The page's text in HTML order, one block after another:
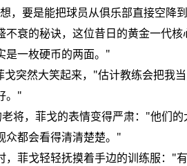
，要是能把球员从俱乐部直接空降
衰的秘诀，这位昔日的黄金一代核
是一枚硬币的两面。"
然大笑起来，"估计教练会把我
。"
，菲戈的表情变得严肃："他们的
众都会看得清清楚楚。"
菲戈轻轻抚摸着手边的训练服："